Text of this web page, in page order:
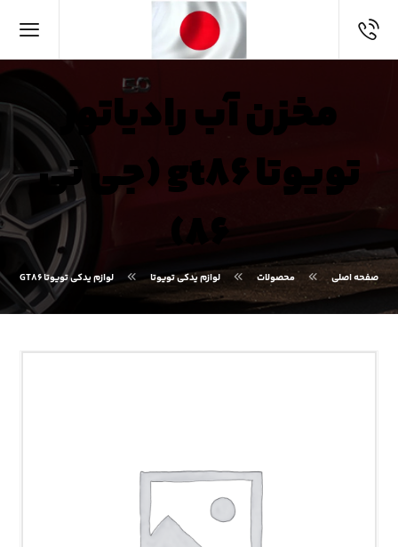
مخزن آب رادیاتور
تویوتا gt۸۶ (جی تی
۸۶)
صفحه اصلی محصولات لوازم یدکی تویوتا لوازم یدکی تویوتا GT۸۶